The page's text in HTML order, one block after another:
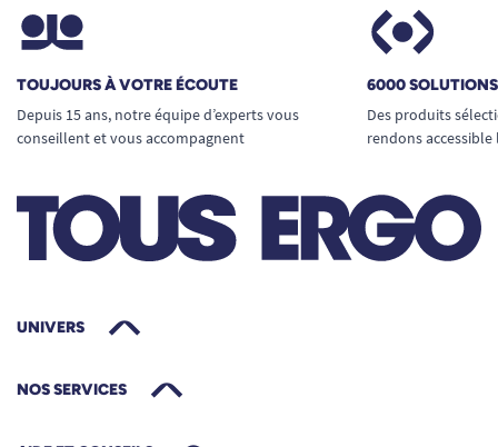
TOUJOURS À VOTRE ÉCOUTE
Depuis 15 ans, notre équipe d’experts vous
conseillent et vous accompagnent
6000
Des produits
rendons
UNIVERS
NOS SERVICES